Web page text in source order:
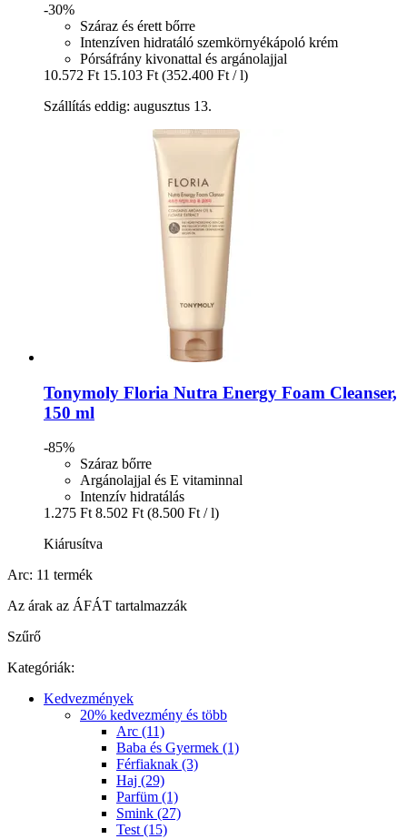
-30%
Száraz és érett bőrre
Intenzíven hidratáló szemkörnyékápoló krém
Pórsáfrány kivonattal és argánolajjal
10.572 Ft 15.103 Ft (352.400 Ft / l)
Szállítás eddig: augusztus 13.
Tonymoly Floria Nutra Energy Foam Cleanser,
150 ml
-85%
Száraz bőrre
Argánolajjal és E vitaminnal
Intenzív hidratálás
1.275 Ft 8.502 Ft (8.500 Ft / l)
Kiárusítva
Arc: 11 termék
Az árak az ÁFÁT tartalmazzák
Szűrő
Kategóriák:
Kedvezmények
20% kedvezmény és több
Arc (11)
Baba és Gyermek (1)
Férfiaknak (3)
Haj (29)
Parfüm (1)
Smink (27)
Test (15)